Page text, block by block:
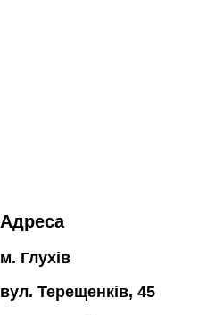
Адреса
м. Глухів
вул. Терещенків, 45